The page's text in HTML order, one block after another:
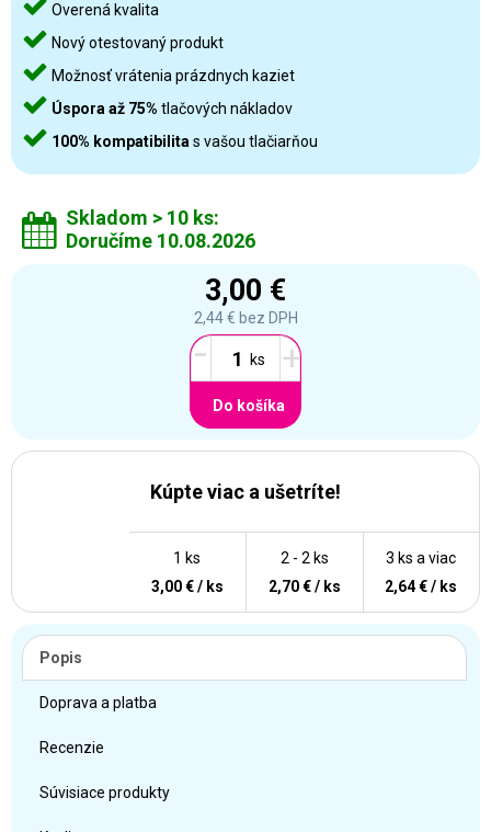
Overená kvalita
Nový otestovaný produkt
Možnosť vrátenia prázdnych kaziet
Úspora až 75% tlačových nákladov
100% kompatibilita s vašou tlačiarňou
Skladom > 10 ks:
Doručíme 10.08.2026
3,00 €
2,44 € bez DPH
- +
Do košíka
Kúpte viac a ušetríte!
3 ks a viac
2,64 € / ks
2 - 2 ks
2,70 € / ks
1 ks
3,00 € / ks
Popis
Doprava a platba
Recenzie
Súvisiace produkty